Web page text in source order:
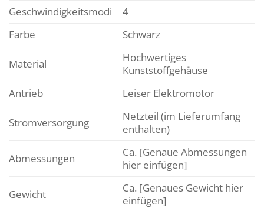
Geschwindigkeitsmodi
4
Farbe
Schwarz
Material
Hochwertiges
Kunststoffgehäuse
Antrieb
Leiser Elektromotor
Stromversorgung
Netzteil (im Lieferumfang
enthalten)
Abmessungen
Ca. [Genaue Abmessungen
hier einfügen]
Gewicht
Ca. [Genaues Gewicht hier
einfügen]